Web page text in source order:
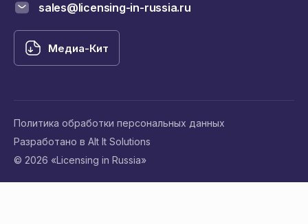
sales@licensing-in-russia.ru
Медиа-Кит
© 2026 «Licensing in Russia»
Политика обработки персональных данных
Разработано в Alt It Solutions